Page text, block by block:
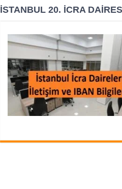
İSTANBUL 20. İCRA